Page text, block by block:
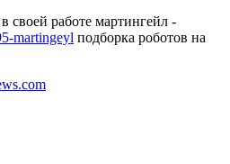
своей работе мартингейл -
martingeyl подборка роботов на